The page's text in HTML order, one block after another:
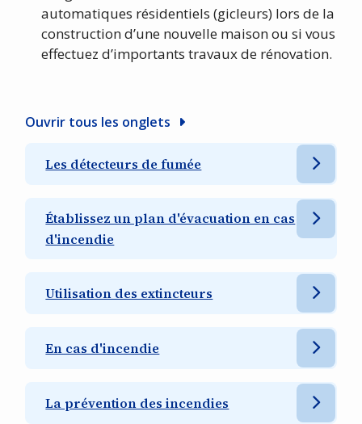
automatiques résidentiels (gicleurs) lors de la
construction d’une nouvelle maison ou si vous
effectuez d’importants travaux de rénovation.
Ouvrir tous les onglets
Les détecteurs de fumée
Établissez un plan d'évacuation en cas
d'incendie
Utilisation des extincteurs
En cas d'incendie
La prévention des incendies